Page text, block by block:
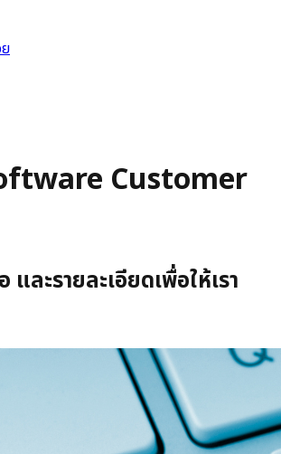
Customer
ละรายละเอียดเพื่อให้เรา